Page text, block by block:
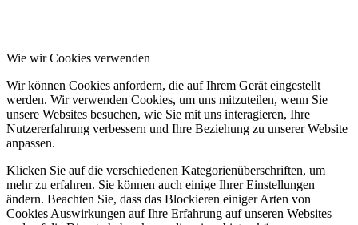
Wie wir Cookies verwenden
Wir können Cookies anfordern, die auf Ihrem Gerät eingestellt
werden. Wir verwenden Cookies, um uns mitzuteilen, wenn Sie
unsere Websites besuchen, wie Sie mit uns interagieren, Ihre
Nutzererfahrung verbessern und Ihre Beziehung zu unserer Website
anpassen.
Klicken Sie auf die verschiedenen Kategorienüberschriften, um
mehr zu erfahren. Sie können auch einige Ihrer Einstellungen
ändern. Beachten Sie, dass das Blockieren einiger Arten von
Cookies Auswirkungen auf Ihre Erfahrung auf unseren Websites